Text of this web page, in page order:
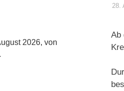
28.
Ab
2026, von